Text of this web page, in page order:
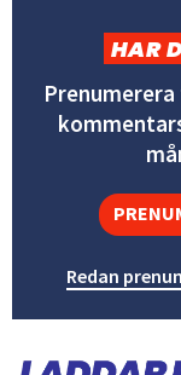
HAR
Redan